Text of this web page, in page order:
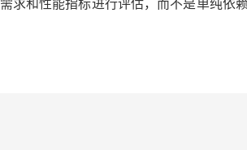
求和性能指标进行评估，而不是单纯依